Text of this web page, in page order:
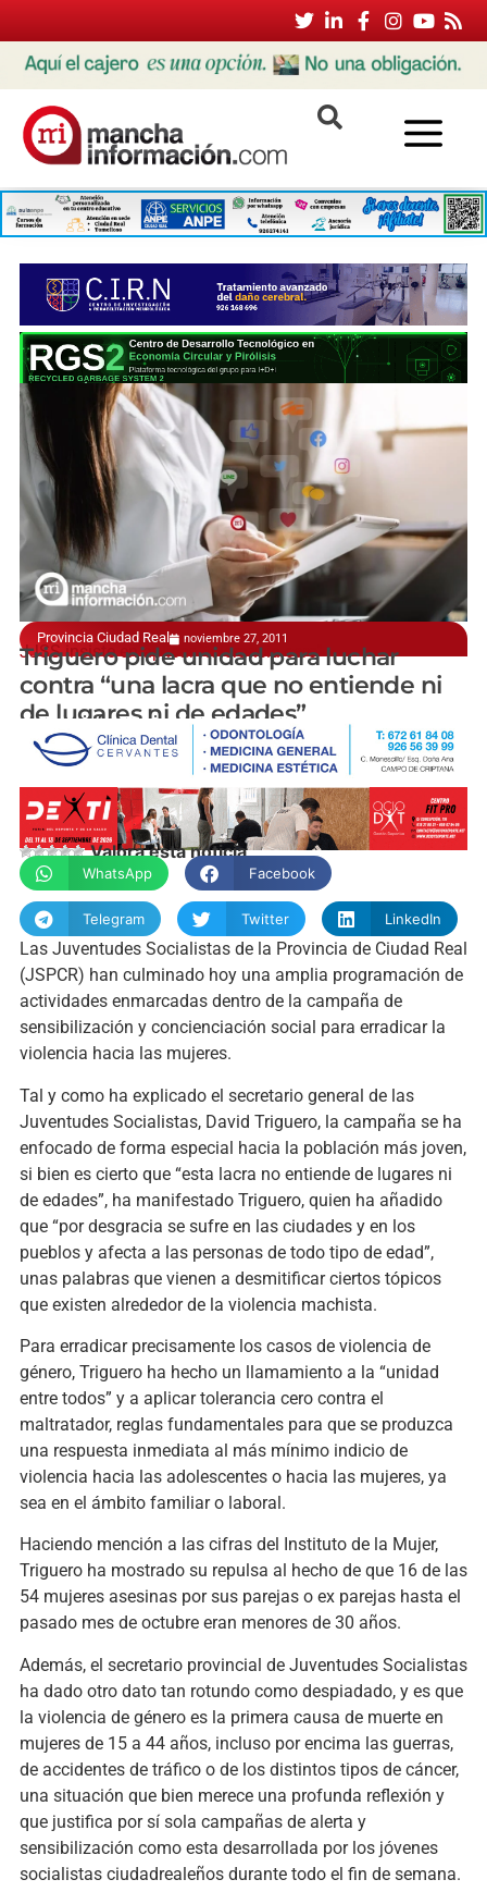
Provincia Ciudad Real noviembre 27, 2011
JJSS insiste en aplicar "tolerancia cero"
Triguero pide unidad para luchar
contra “una lacra que no entiende ni
de lugares ni de edades”
manchainformacion.com
Valora esta noticia
WhatsApp Facebook
Telegram Twitter LinkedIn
Las Juventudes Socialistas de la Provincia de Ciudad Real
(JSPCR) han culminado hoy una amplia programación de
actividades enmarcadas dentro de la campaña de
sensibilización y concienciación social para erradicar la
violencia hacia las mujeres.
Tal y como ha explicado el secretario general de las
Juventudes Socialistas, David Triguero, la campaña se ha
enfocado de forma especial hacia la población más joven,
si bien es cierto que “esta lacra no entiende de lugares ni
de edades”, ha manifestado Triguero, quien ha añadido
que “por desgracia se sufre en las ciudades y en los
pueblos y afecta a las personas de todo tipo de edad”,
unas palabras que vienen a desmitificar ciertos tópicos
que existen alrededor de la violencia machista.
Para erradicar precisamente los casos de violencia de
género, Triguero ha hecho un llamamiento a la “unidad
entre todos” y a aplicar tolerancia cero contra el
maltratador, reglas fundamentales para que se produzca
una respuesta inmediata al más mínimo indicio de
violencia hacia las adolescentes o hacia las mujeres, ya
sea en el ámbito familiar o laboral.
Haciendo mención a las cifras del Instituto de la Mujer,
Triguero ha mostrado su repulsa al hecho de que 16 de las
54 mujeres asesinas por sus parejas o ex parejas hasta el
pasado mes de octubre eran menores de 30 años.
Además, el secretario provincial de Juventudes Socialistas
ha dado otro dato tan rotundo como despiadado, y es que
la violencia de género es la primera causa de muerte en
mujeres de 15 a 44 años, incluso por encima las guerras,
de accidentes de tráfico o de los distintos tipos de cáncer,
una situación que bien merece una profunda reflexión y
que justifica por sí sola campañas de alerta y
sensibilización como esta desarrollada por los jóvenes
socialistas ciudadrealeños durante todo el fin de semana.